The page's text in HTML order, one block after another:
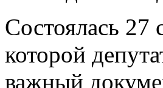
Состоялась
которой
важный